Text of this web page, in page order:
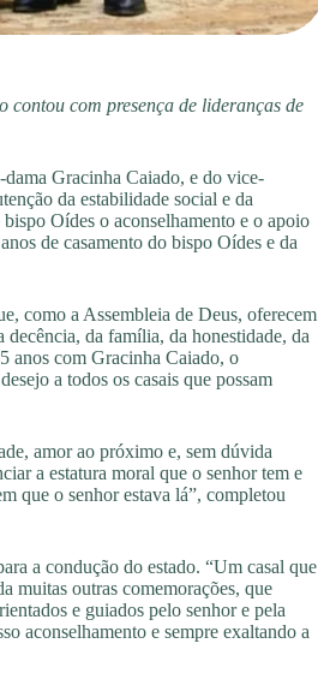
contou com presença de lideranças de
Gracinha Caiado, e do vice-
da estabilidade social e da
Oídes o aconselhamento e o apoio
de casamento do bispo Oídes e da
como a Assembleia de Deus, oferecem
da família, da honestidade, da
anos com Gracinha Caiado, o
a todos os casais que possam
amor ao próximo e, sem dúvida
a estatura moral que o senhor tem e
que o senhor estava lá”, completou
a condução do estado. “Um casal que
muitas outras comemorações, que
e guiados pelo senhor e pela
aconselhamento e sempre exaltando a